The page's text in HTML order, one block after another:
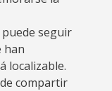
seguir
han
localizable.
compartir